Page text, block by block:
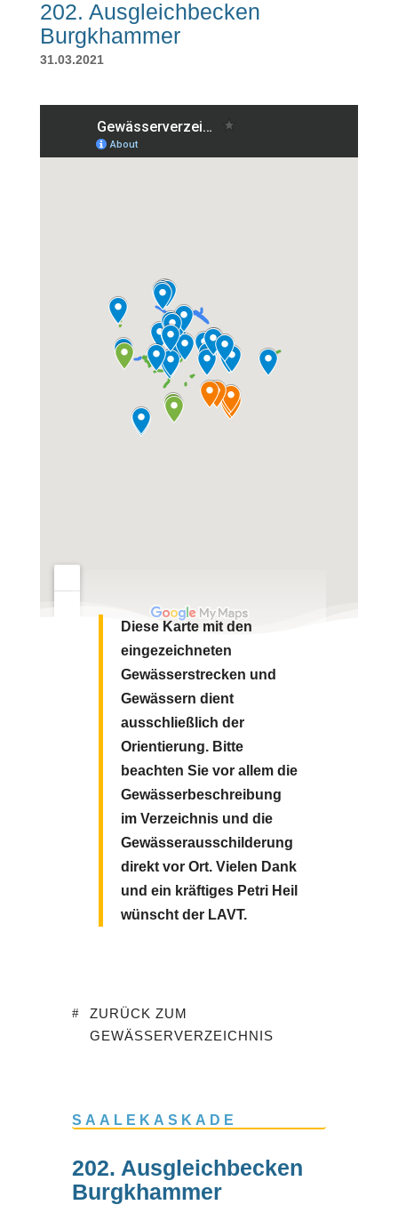
202. Ausgleichbecken
Burgkhammer
31.03.2021
Diese Karte mit den
eingezeichneten
Gewässerstrecken und
Gewässern dient
ausschließlich der
Orientierung. Bitte
beachten Sie vor allem die
Gewässerbeschreibung
im Verzeichnis und die
Gewässerausschilderung
direkt vor Ort. Vielen Dank
und ein kräftiges Petri Heil
wünscht der LAVT.
ZURÜCK ZUM
GEWÄSSERVERZEICHNIS
SAALEKASKADE
202. Ausgleichbecken
Burgkhammer